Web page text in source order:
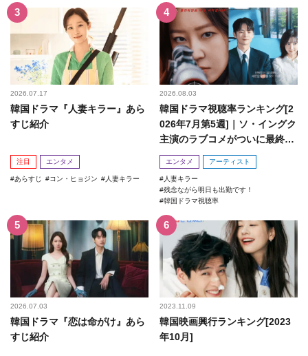
2026.07.17
韓国ドラマ『人妻キラー』あら
すじ紹介
注目 エンタメ
あらすじ コン・ヒョジン 人妻キラー
2026.08.03
韓国ドラマ視聴率ランキング[2
026年7月第5週]｜ソ・イングク
主演のラブコメがついに最終
回！
エンタメ アーティスト
人妻キラー
残念ながら明日も出勤です！
韓国ドラマ視聴率
2026.07.03
韓国ドラマ『恋は命がけ』あら
すじ紹介
2023.11.09
韓国映画興行ランキング[2023
年10月]